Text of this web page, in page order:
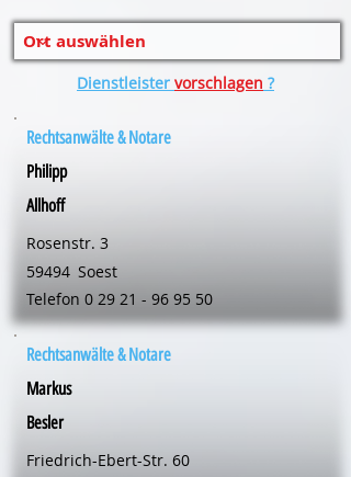
Dienstleister vorschlagen ?
Rechtsanwälte & Notare
Philipp
Allhoff
Rosenstr. 3
59494 Soest
Telefon 0 29 21 - 96 95 50
Rechtsanwälte & Notare
Markus
Besler
Friedrich-Ebert-Str. 60